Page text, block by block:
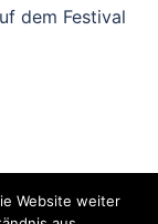
dem Festival
Website weiter